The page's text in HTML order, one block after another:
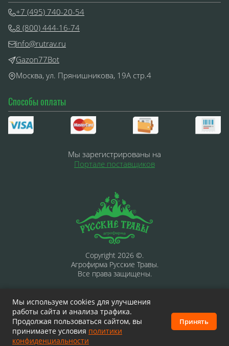
Copyright 2026 ©.
Агрофирма Русские Травы.
Все права защищены.
Способы оплаты
Мы зарегистрированы на
Портале поставщиков
+7 (495) 740-20-54
8 (800) 444-16-74
info@rutrav.ru
Gazon77Bot
Москва, ул. Прянишникова, 19А стр.4
Информация на сайте носит ознакомительный характер и
не является публичной офертой, определяемой
положениями статьи 437 Гражданского кодекса РФ.
Мы используем cookies для улучшения
работы сайта и анализа трафика.
Продолжая пользоваться сайтом, вы
принимаете условия политики
конфиденциальности
Принять